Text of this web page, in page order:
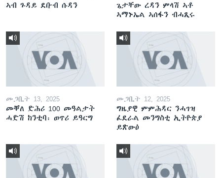
ኣብ ጉዳይ ደቡብ ሱዳን
ጌታቸው ረዳን ምላሽ ኣቶ
ኣማኑኤል ኣሰፋን ብሓጺሩ
መጋቢት 13, 2025
መቐለ ድሕሪ 100 መዓልታት
ሓድሽ ከንቲባ፡ ወጥሪ ይዓርግ
መጋቢት 12, 2025
ግዜያዊ ምምሕዳር ንሓገዝ
ፈደራል መንግስቲ ኢትዮጵያ
ይጽውዕ